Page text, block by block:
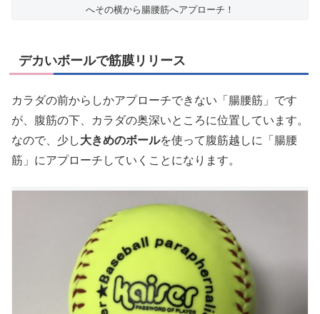
へその横から腸腰筋へアプローチ！
デカいボールで筋膜リリース
カラダの前からしかアプローチできない「腸腰筋」です
が、腹筋の下、カラダの奥深いところに位置しています。
なので、少し大きめのボールを使って腹筋越しに「腸腰
筋」にアプローチしていくことになります。